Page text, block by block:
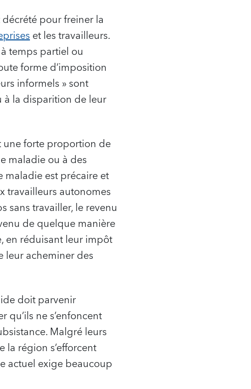
pour freiner la
et les travailleurs.
temps partiel ou
forme d’imposition
informels » sont
à la disparition de leur
une forte proportion de
maladie ou à des
maladie est précaire et
travailleurs autonomes
sans travailler, le revenu
de quelque manière
en réduisant leur impôt
leur acheminer des
doit parvenir
ne s’enfoncent
Malgré leurs
la région s’efforcent
actuel exige beaucoup